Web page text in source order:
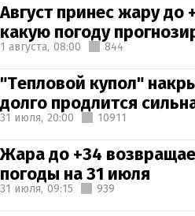
Август принес жару до
какую погоду
1 августа, 08:00 844
"Тепловой купол"
долго продлится
31 июля, 20:00 10911
Жара до +34
погоды на 31 июля
31 июля, 09:15 939